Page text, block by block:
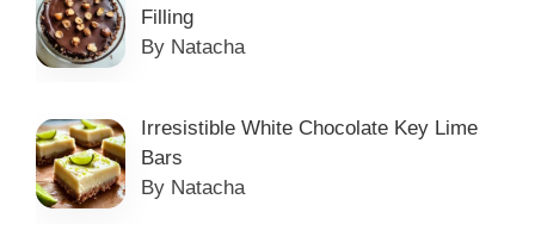
Filling
By Natacha
Irresistible White Chocolate Key Lime
Bars
By Natacha